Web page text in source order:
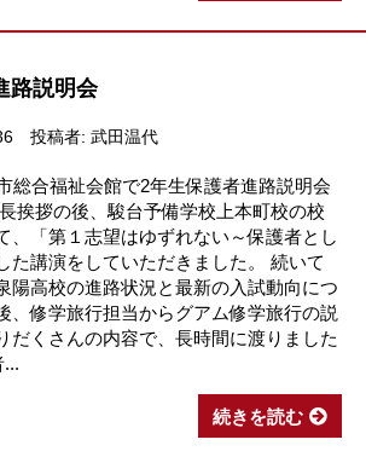
路説明会
投稿者: 武田温代
総合福祉会館で2年生保護者進路説明会
挨拶の後、駿台予備学校上本町校の校
、「第１志望はゆずれない～保護者とし
た講演をしていただきました。 続いて
陽高校の進路状況と最新の入試動向につ
、修学旅行担当からグアム修学旅行の説
だくさんの内容で、長時間に渡りました
...
続きを読む